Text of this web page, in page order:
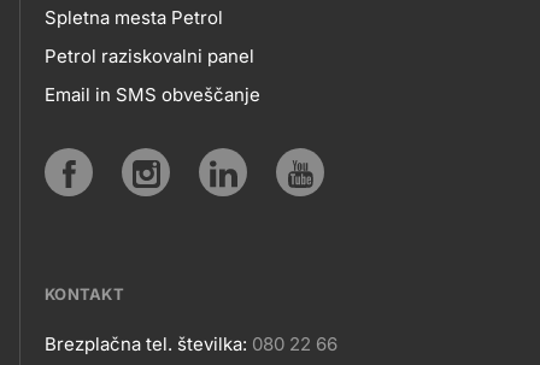
MOBILNE
APLIKACIJE
SPLETNA
Spletna mesta Petrol
Petrol raziskovalni panel
Email in SMS obveščanje
KONTAKT
Brezplačna tel. številka: 080 22 66